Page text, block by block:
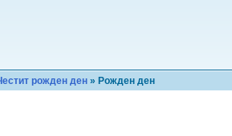
рожден ден » Рожден ден